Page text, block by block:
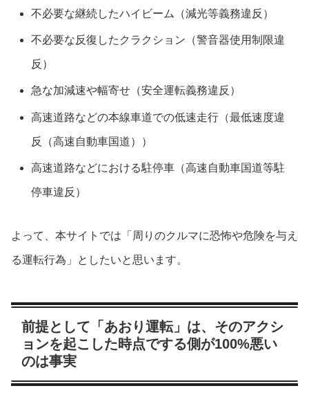
不必要な継続したハイビーム（減光等義務違反）
不必要な反復したクラクション（警音器使用制限違
反）
急な加減速や幅寄せ（安全運転義務違反）
高速道路などの本線車道での低速走行（最低速度違
反（高速自動車国道））
高速道路などにおける駐停車（高速自動車国道等駐
停車違反）
よって、本サイトでは「周りのクルマに恐怖や危険を与え
る運転行為」としたいと思います。
前提として「あおり運転」は、そのアクシ
ョンを起こした時点でする側が100%悪い
のは事実